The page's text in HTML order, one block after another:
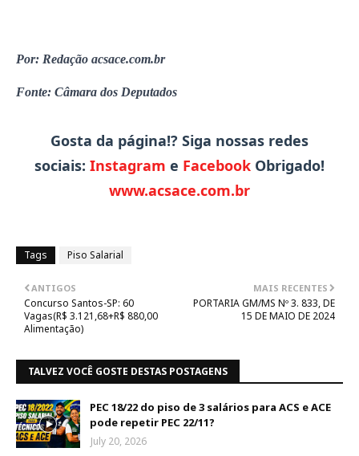
Por: Redação acsace.com.br
Fonte: Câmara dos Deputados
Gosta da página!? Siga nossas redes
sociais: Instagram e Facebook Obrigado!
www.acsace.com.br
Tags Piso Salarial
MAIS RECENTES
PORTARIA GM/MS Nº 3. 833, DE
15 DE MAIO DE 2024
ANTIGOS
Concurso Santos-SP: 60
Vagas(R$ 3.121,68+R$ 880,00
Alimentação)
TALVEZ VOCÊ GOSTE DESTAS POSTAGENS
PEC 18/22 do piso de 3 salários para ACS e ACE
pode repetir PEC 22/11?
July 20, 2026